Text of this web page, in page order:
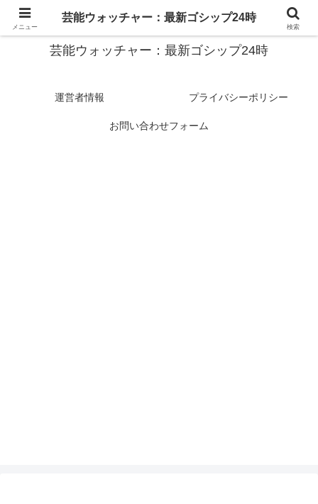
スターたちの裏側を徹底追跡！話題のゴシップがここに集結
芸能ウォッチャー：最新ゴシップ24時
運営者情報 プライバシーポリシー
お問い合わせフォーム
メニュー
芸能ウォッチャー：最新ゴシップ24時
検索